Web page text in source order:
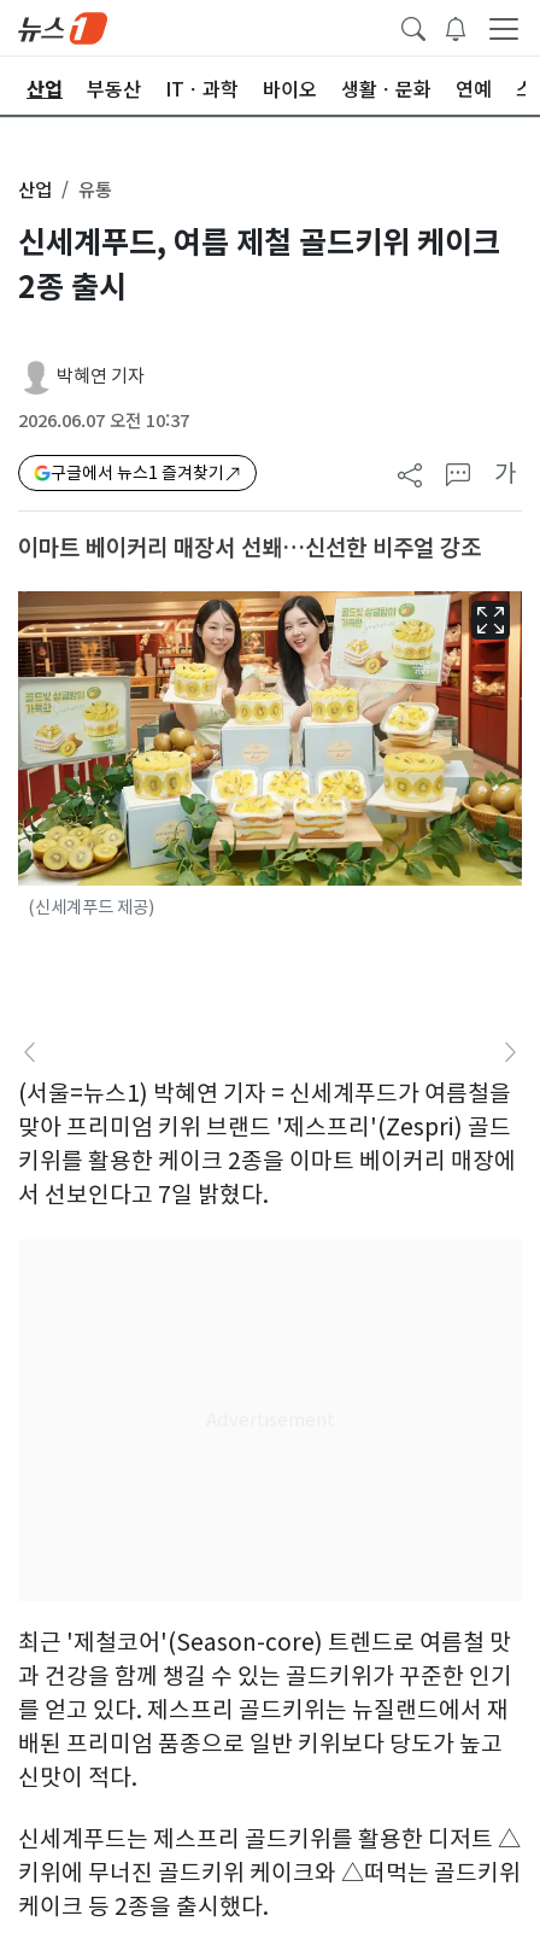
산업 부동산 ITㆍ과학 바이오 생활ㆍ문화 연예 스
산업 유통
신세계푸드, 여름 제철 골드키위 케이크
2종 출시
박혜연 기자
2026.06.07 오전 10:37
구글에서 뉴스1 즐겨찾기 가
이마트 베이커리 매장서 선봬…신선한 비주얼 강조
(신세계푸드 제공)
(서울=뉴스1) 박혜연 기자 = 신세계푸드가 여름철을
맞아 프리미엄 키위 브랜드 '제스프리'(Zespri) 골드
키위를 활용한 케이크 2종을 이마트 베이커리 매장에
서 선보인다고 7일 밝혔다.
최근 '제철코어'(Season-core) 트렌드로 여름철 맛
과 건강을 함께 챙길 수 있는 골드키위가 꾸준한 인기
를 얻고 있다. 제스프리 골드키위는 뉴질랜드에서 재
배된 프리미엄 품종으로 일반 키위보다 당도가 높고
신맛이 적다.
신세계푸드는 제스프리 골드키위를 활용한 디저트 △
키위에 무너진 골드키위 케이크와 △떠먹는 골드키위
케이크 등 2종을 출시했다.